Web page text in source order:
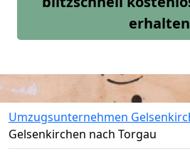
erhalten
Umzugsunternehmen
Gelsenkirchen nach Torgau